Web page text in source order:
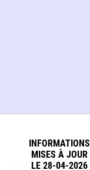
INFORMATIONS
MISES À JOUR
LE 28-04-2026